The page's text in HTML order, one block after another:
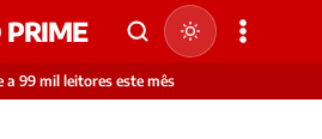
PRIME
a 99 mil leitores este mês